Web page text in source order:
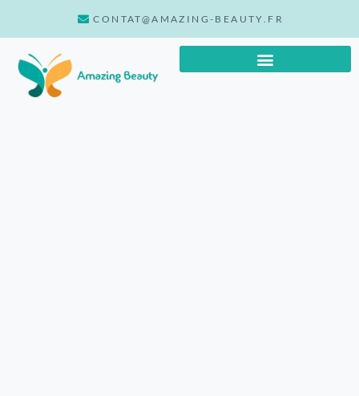
CONTAT@AMAZING-BEAUTY.FR